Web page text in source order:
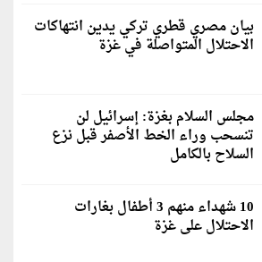
بيان مصري قطري تركي يدين انتهاكات
الاحتلال المتواصلة في غزة
مجلس السلام بغزة: إسرائيل لن
تنسحب وراء الخط الأصفر قبل نزع
السلاح بالكامل
10 شهداء منهم 3 أطفال بغارات
الاحتلال على غزة